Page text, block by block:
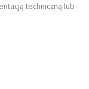
techniczną lub